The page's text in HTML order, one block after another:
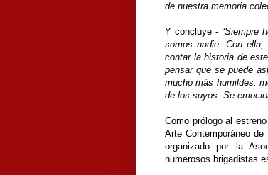
de nuestra memoria
Y concluye - “Siempre
somos nadie. Con
contar la historia de
pensar que se puede
mucho más humildes:
de los suyos. Se
Como prólogo al
Arte Contemporáneo
organizado por la
numerosos brigadistas